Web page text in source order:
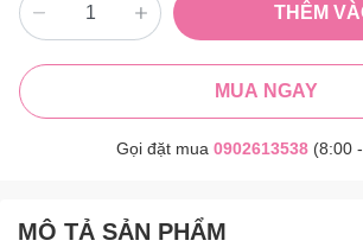
THÊM
MUA NGAY
Gọi đặt mua 0902613538(8:00
MÔ TẢ SẢN PHẨM